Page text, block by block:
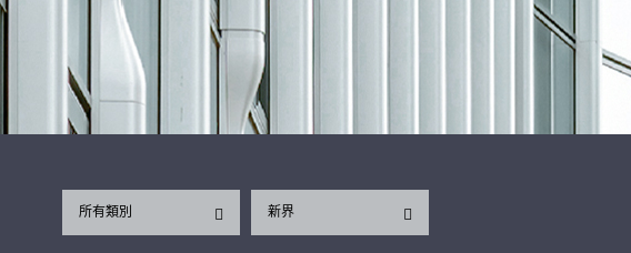
新界
所有類別